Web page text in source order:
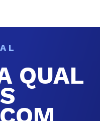
QUAL